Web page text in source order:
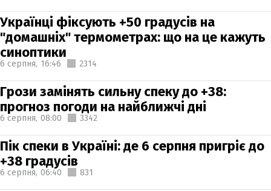
Українці фіксують +50 градусів на
"домашніх" термометрах: що на це кажуть
синоптики
6 серпня, 16:46 2314
Грози замінять сильну спеку до +38:
прогноз погоди на найближчі дні
6 серпня, 08:00 3342
Пік спеки в Україні: де 6 серпня пригріє до
+38 градусів
6 серпня, 06:40 831